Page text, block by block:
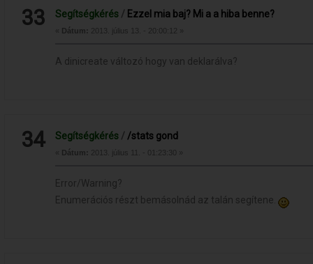
33 Segítségkérés / Ezzel mia baj? Mi a a hiba benne?
« Dátum: 2013. július 13. - 20:00:12 »
A dinicreate változó hogy van deklarálva?
34 Segítségkérés / /stats gond
« Dátum: 2013. július 11. - 01:23:30 »
Error/Warning?
Enumerációs részt bemásolnád az talán segítene.